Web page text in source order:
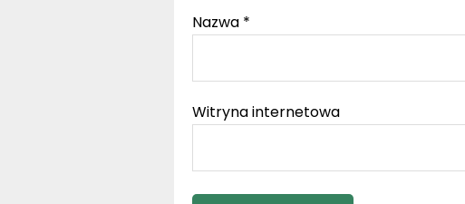
Witryna internetowa